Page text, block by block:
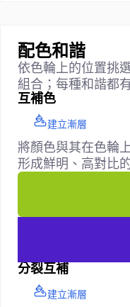
配色和諧
依色輪上的位置挑
組合；每種和諧都
互補色
建立漸層
將顏色與其在色輪
形成鮮明、高對比
分裂互補
建立漸層